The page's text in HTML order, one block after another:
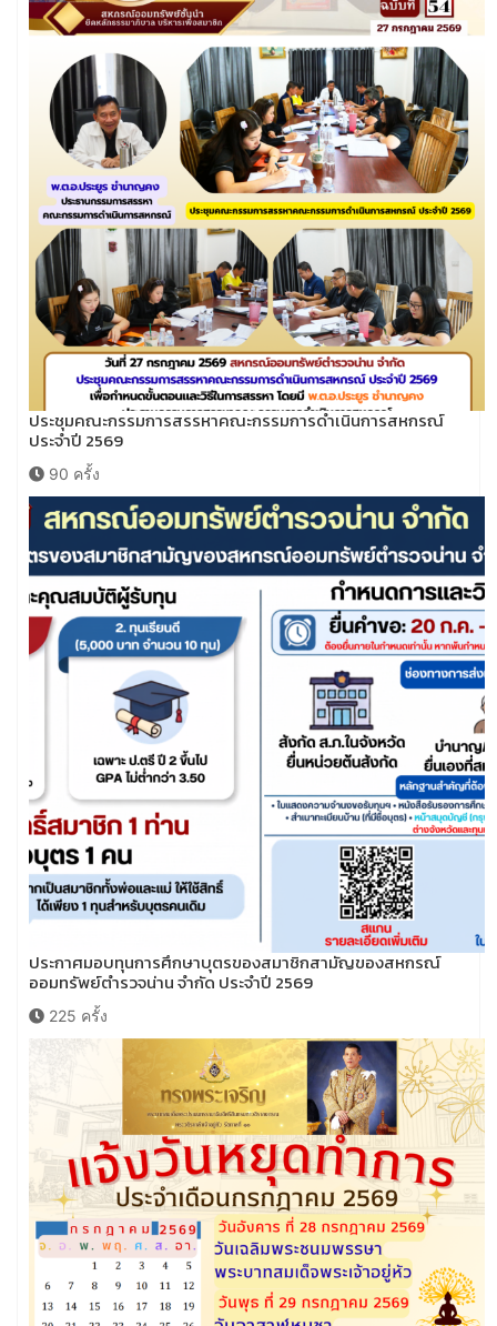
ประชุมคณะกรรมการสรรหาคณะกรรมการดำเนินการสหกรณ์
ประจำปี 2569
90 ครั้ง
ประกาศมอบทุนการศึกษาบุตรของสมาชิกสามัญของสหกรณ์
ออมทรัพย์ตำรวจน่าน จำกัด ประจำปี 2569
225 ครั้ง